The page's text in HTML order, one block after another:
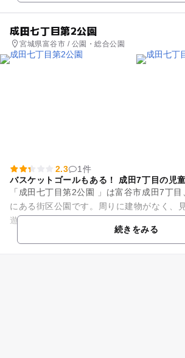
成田七丁目第2公園
宮城県富谷市 / 公園・総合公園
2.3
1件
バスケットゴールもある！ 成田7丁目の児
「成田七丁目第2公園 」は富谷市成田7丁
にある街区公園です。周りに建物がなく、
遊び場です。 広々とした園内には、ブランコとすべり台、鉄
続きをみる